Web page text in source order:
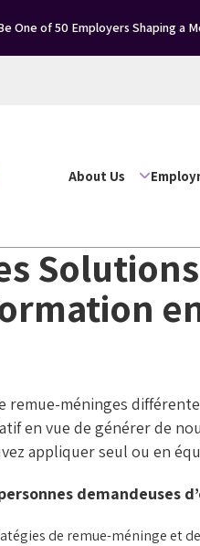
One of 50 Employers Shaping a
About Us
remue-méninges
en vue de générer de
appliquer seul ou en
demandeuses
de remue-méninge et